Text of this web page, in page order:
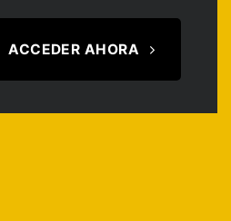
ACCEDER AHORA